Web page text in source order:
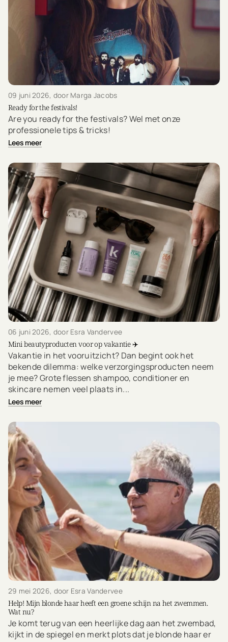
09 juni 2026, door Marga Jacobs
Ready for the festivals!
Are you ready for the festivals? Wel met onze
professionele tips & tricks!
Lees meer
06 juni 2026, door Esra Vandervee
Mini beautyproducten voor op vakantie ✈️
Vakantie in het vooruitzicht? Dan begint ook het
bekende dilemma: welke verzorgingsproducten neem
je mee? Grote flessen shampoo, conditioner en
skincare nemen veel plaats in...
Lees meer
29 mei 2026, door Esra Vandervee
Help! Mijn blonde haar heeft een groene schijn na het zwemmen.
Wat nu?
Je komt terug van een heerlijke dag aan het zwembad,
kijkt in de spiegel en merkt plots dat je blonde haar er